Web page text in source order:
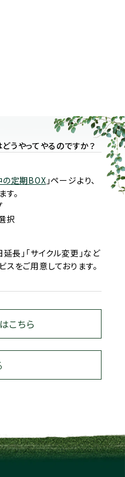
うやってやるのですか？
の定期BOX 」ページより、
。
択
延長」「サイクル変更」など
をご用意しております。
こちら